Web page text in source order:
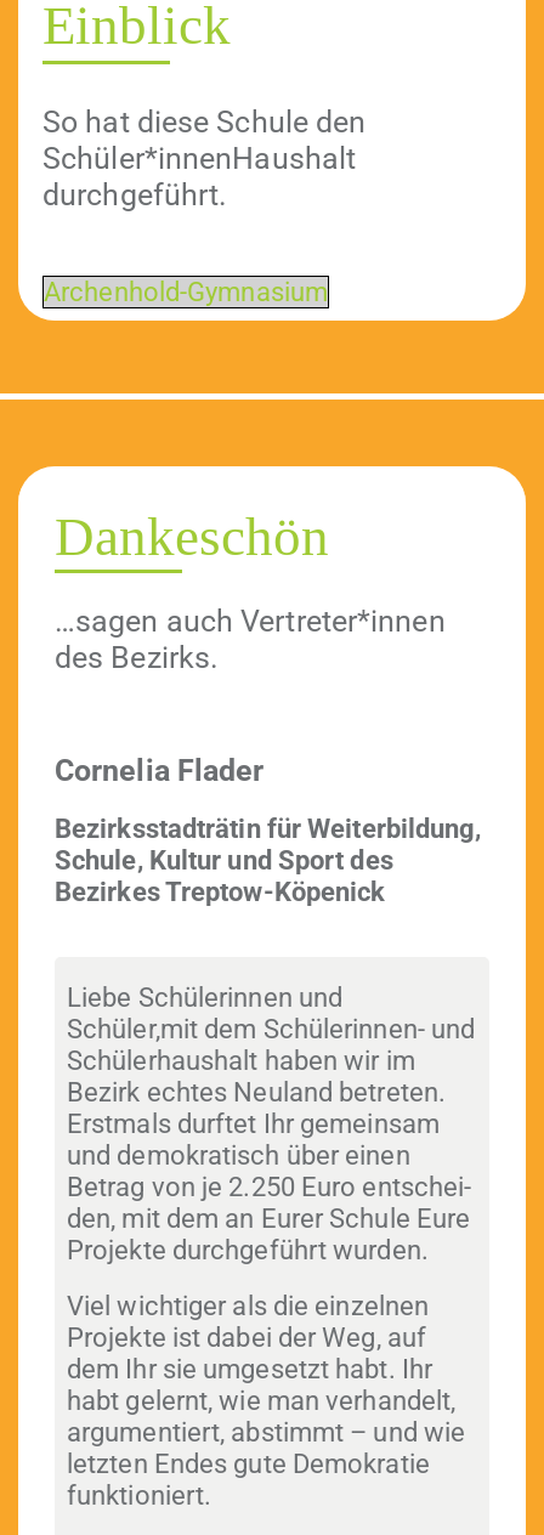
Einblick
So hat diese Schule den
Schüler*innenHaushalt
durchgeführt.
Archen­hold-Gym­na­si­um
Dankeschön
…sagen auch Vertreter*innen
des Bezirks.
Cor­nelia Flader
Bezirksstadträtin für Weit­er­bil­dung,
Schule, Kul­tur und Sport des
Bezirkes Treptow-Köpenick
Liebe Schü­lerin­nen und
Schüler,mit dem Schü­lerin­nen- und
Schüler­haushalt haben wir im
Bezirk echt­es Neu­land betreten.
Erst­mals durftet Ihr gemein­sam
und demokratisch über einen
Betrag von je 2.250 Euro entschei­
den, mit dem an Eur­er Schule Eure
Pro­jek­te durchge­führt wurden.
Viel wichtiger als die einzel­nen
Pro­jek­te ist dabei der Weg, auf
dem Ihr sie umge­set­zt habt. Ihr
habt gel­ernt, wie man ver­han­delt,
argu­men­tiert, abstimmt – und wie
let­zten Endes gute Demokratie
funktioniert.